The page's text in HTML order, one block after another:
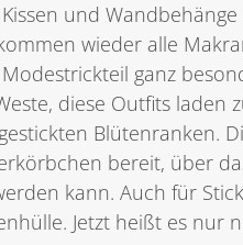
und
wieder alle
ganz
diese Outfits
Blütenranken.
bereit, über
kann. Auch für
Jetzt heißt es nur